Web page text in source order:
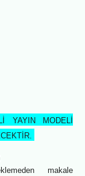
YAYIN MODELİ
makale